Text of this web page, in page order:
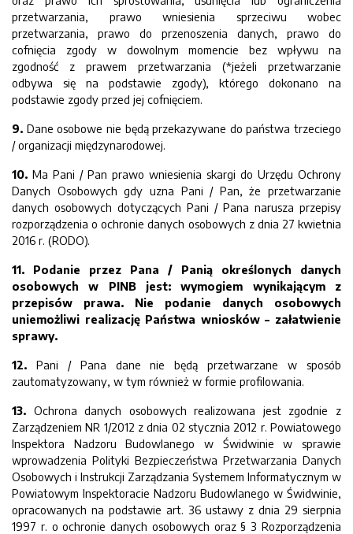
przetwarzania, prawo wniesienia sprzeciwu wobec
przetwarzania, prawo do przenoszenia danych, prawo do
cofnięcia zgody w dowolnym momencie bez wpływu na
zgodność z prawem przetwarzania (*jeżeli przetwarzanie
odbywa się na podstawie zgody), którego dokonano na
podstawie zgody przed jej cofnięciem.
9. Dane osobowe nie będą przekazywane do państwa trzeciego
/ organizacji międzynarodowej.
10. Ma Pani / Pan prawo wniesienia skargi do Urzędu Ochrony
Danych Osobowych gdy uzna Pani / Pan, że przetwarzanie
danych osobowych dotyczących Pani / Pana narusza przepisy
rozporządzenia o ochronie danych osobowych z dnia 27 kwietnia
2016 r. (RODO).
11.
Podanie przez Pana / Panią określonych danych
osobowych w PINB jest: wymogiem wynikającym z
przepisów prawa. Nie podanie danych osobowych
uniemożliwi realizację Państwa wniosków – załatwienie
sprawy.
12. Pani / Pana dane nie będą przetwarzane w sposób
zautomatyzowany, w tym również w formie profilowania.
13. Ochrona danych osobowych realizowana jest zgodnie z
Zarządzeniem NR 1/2012 z dnia 02 stycznia 2012 r. Powiatowego
Inspektora Nadzoru Budowlanego w Świdwinie w sprawie
wprowadzenia Polityki Bezpieczeństwa Przetwarzania Danych
Osobowych i Instrukcji Zarządzania Systemem Informatycznym w
Powiatowym Inspektoracie Nadzoru Budowlanego w Świdwinie,
opracowanych na podstawie art. 36 ustawy z dnia 29 sierpnia
1997 r. o ochronie danych osobowych oraz § 3 Rozporządzenia